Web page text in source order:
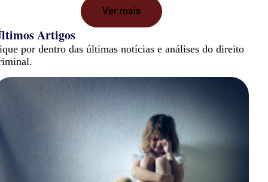
Ver mais
Artigos
por dentro das últimas notícias e análises do direito